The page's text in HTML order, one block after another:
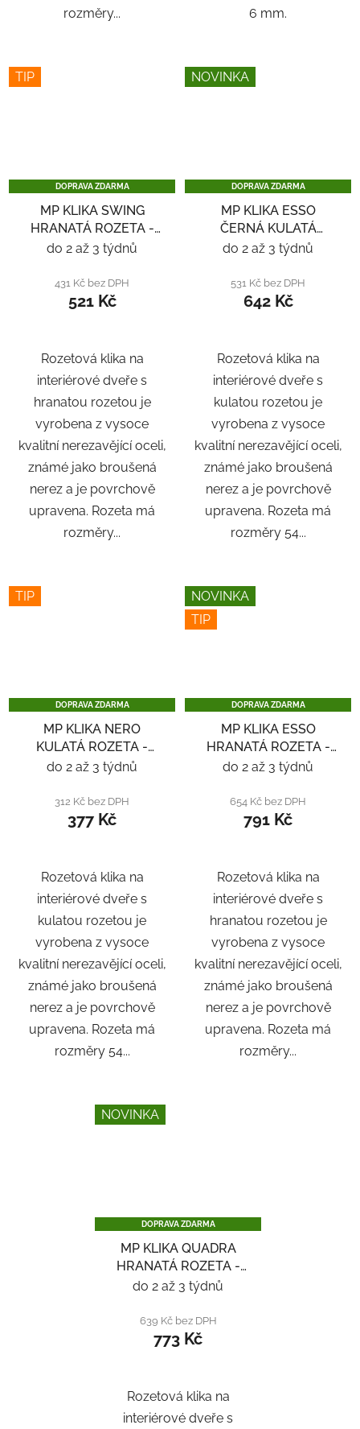
rozměry...
6 mm.
TIP
DOPRAVA ZDARMA
MP KLIKA SWING
HRANATÁ ROZETA -
NEREZ
do 2 až 3 týdnů
431 Kč bez DPH
521 Kč
Rozetová klika na
interiérové ​​dveře s
hranatou rozetou je
vyrobena z vysoce
kvalitní nerezavějící oceli,
známé jako broušená
nerez a je povrchově
upravena. Rozeta má
rozměry...
NOVINKA
DOPRAVA ZDARMA
MP KLIKA ESSO
ČERNÁ KULATÁ
ROZETA - ČERNÁ
do 2 až 3 týdnů
531 Kč bez DPH
642 Kč
Rozetová klika na
interiérové ​​dveře s
kulatou rozetou je
vyrobena z vysoce
kvalitní nerezavějící oceli,
známé jako broušená
nerez a je povrchově
upravena. Rozeta má
rozměry 54...
TIP
DOPRAVA ZDARMA
MP KLIKA NERO
KULATÁ ROZETA -
NEREZ
do 2 až 3 týdnů
312 Kč bez DPH
377 Kč
Rozetová klika na
interiérové ​​dveře s
kulatou rozetou je
vyrobena z vysoce
kvalitní nerezavějící oceli,
známé jako broušená
nerez a je povrchově
upravena. Rozeta má
rozměry 54...
NOVINKA
TIP
DOPRAVA ZDARMA
MP KLIKA ESSO
HRANATÁ ROZETA -
ČERNÁ
do 2 až 3 týdnů
654 Kč bez DPH
791 Kč
Rozetová klika na
interiérové ​​dveře s
hranatou rozetou je
vyrobena z vysoce
kvalitní nerezavějící oceli,
známé jako broušená
nerez a je povrchově
upravena. Rozeta má
rozměry...
NOVINKA
DOPRAVA ZDARMA
MP KLIKA QUADRA
HRANATÁ ROZETA -
NEREZ
do 2 až 3 týdnů
639 Kč bez DPH
773 Kč
Rozetová klika na
interiérové ​​dveře s